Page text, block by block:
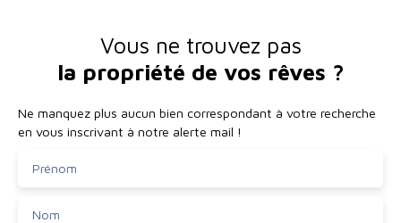
Vous ne trouvez pas
la propriété de vos rêves ?
Ne manquez plus aucun bien correspondant à votre recherche
en vous inscrivant à notre alerte mail !
Prénom
Nom